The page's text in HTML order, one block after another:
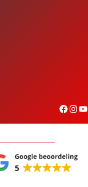
# InstagramYouTube